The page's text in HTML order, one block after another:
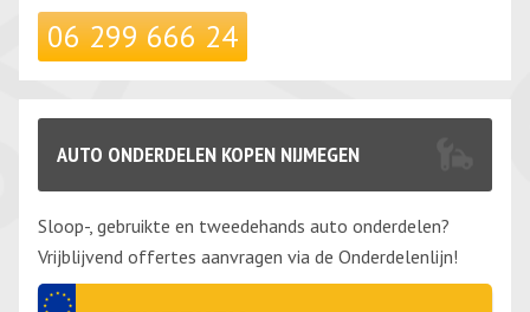
06 299 666 24
AUTO ONDERDELEN KOPEN NIJMEGEN
Sloop-, gebruikte en tweedehands auto onderdelen?
Vrijblijvend offertes aanvragen via de Onderdelenlijn!